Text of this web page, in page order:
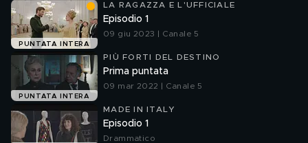
PUNTATA INTERA
LA RAGAZZA E L'UFFICIALE
Episodio 1
09 giu 2023 | Canale 5
PUNTATA INTERA
PIÙ FORTI DEL DESTINO
Prima puntata
09 mar 2022 | Canale 5
MADE IN ITALY
Episodio 1
Drammatico